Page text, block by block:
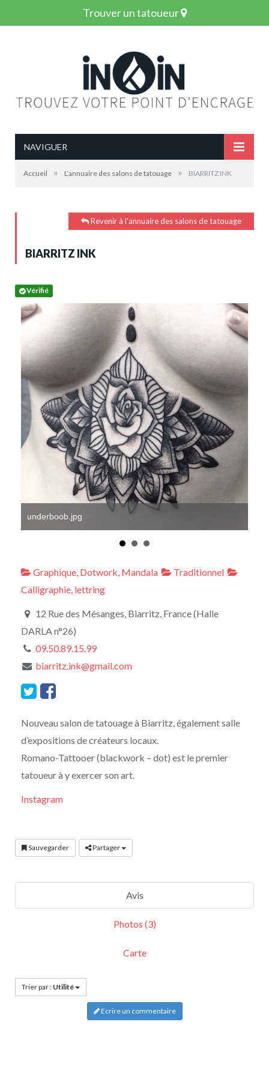
Trouver un tatoueur
NAVIGUER
Accueil » L’annuaire des salons de tatouage » BIARRITZ INK
Revenir à l'annuaire des salons de tatouage
BIARRITZ INK
Vérifié
underboob.jpg
Graphique, Dotwork, Mandala
Traditionnel
Calligraphie, lettring
12 Rue des Mésanges, Biarritz, France (Halle
DARLA n°26)
09.50.89.15.99
biarritz.ink@gmail.com
Nouveau salon de tatouage à Biarritz, également salle
d’expositions de créateurs locaux.
Romano-Tattooer (blackwork – dot) est le premier
tatoueur à y exercer son art.
Instagram
Sauvegarder Partager
Avis
Photos (3)
Carte
Trier par : Utilité
Ecrire un commentaire